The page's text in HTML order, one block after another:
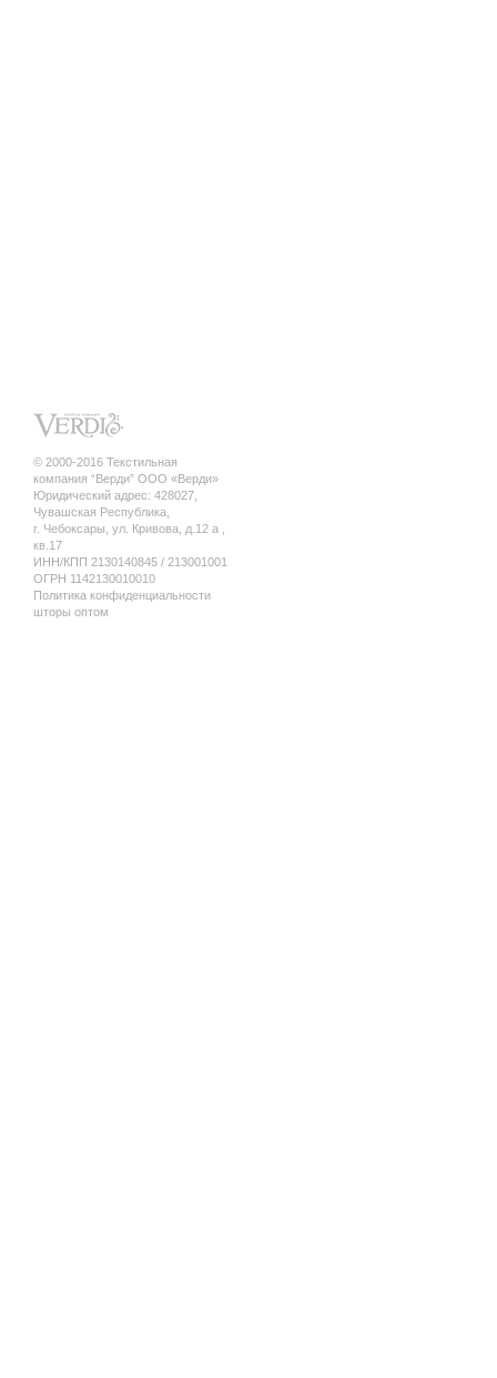
© 2000-2016 Текстильная
компания “Верди” ООО «Верди»
Юридический адрес: 428027,
Чувашская Республика,
г. Чебоксары, ул. Кривова, д.12 а ,
кв.17
ИНН/КПП 2130140845 / 213001001
ОГРН 1142130010010
Политика конфиденциальности
шторы оптом